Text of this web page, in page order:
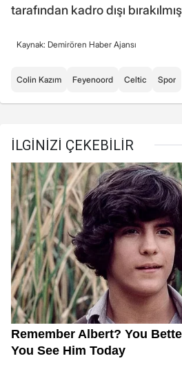
tarafından kadro dışı
Kaynak: Demirören Haber Ajansı
Colin Kazım Feyenoord Celtic Spor